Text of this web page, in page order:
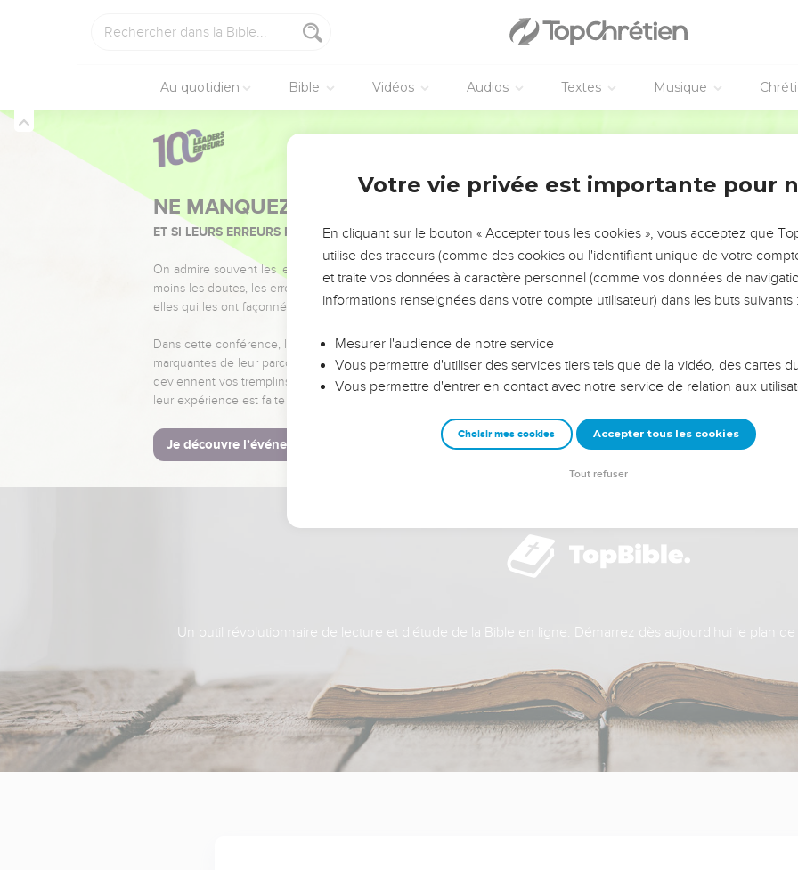
Au quotidien Bible Vidéos Audios Textes Musique
NE MANQUEZ PAS L’ÉVÉNEMENT DE L’ANNÉE !
ET SI LEURS ERREURS POUVAIENT VOUS ÉVITER LES VOTRES ?
On admire souvent les leaders pour leurs réussites, leur impact, leur foi ou leur vision. Mais on voit
moins les doutes, les erreurs et les saisons difficiles qu'ils ont traversés, alors même que ce sont
elles qui les ont façonnés.
Dans cette conférence, leaders, entrepreneurs, et responsables reviennent sur les erreurs
marquantes de leur parcours et les clés pour avancer avec plus de sagesse afin que leurs erreurs
deviennent vos tremplins. Que vous guidiez un ministère, une équipe, un groupe ou une famille,
leur expérience est faite pour vous.
Je découvre l’événement
Un outil révolutionnaire de lecture et d'étude de la Bible en ligne. Démarrez dès aujourd'hui le plan
Votre vie privée est importante pour
En cliquant sur le bouton « Accepter tous les cookies », vous acceptez que
utilise des traceurs (comme des cookies ou l'identifiant unique de votre
et traite vos données à caractère personnel (comme vos données de
informations renseignées dans votre compte utilisateur) dans les buts suivants :
Mesurer l'audience de notre service
Vous permettre d'utiliser des services tiers tels que de la vidéo, des cartes
Vous permettre d'entrer en contact avec notre service de relation aux
Choisir mes cookies Accepter tous les cookies
Tout refuser